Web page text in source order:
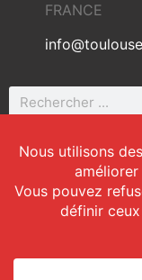
FRANCE
© 2026 Toulouse
réservés